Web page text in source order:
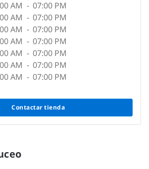
AM - 07:00 PM
AM - 07:00 PM
AM - 07:00 PM
AM - 07:00 PM
AM - 07:00 PM
AM - 07:00 PM
AM - 07:00 PM
Contactar tienda